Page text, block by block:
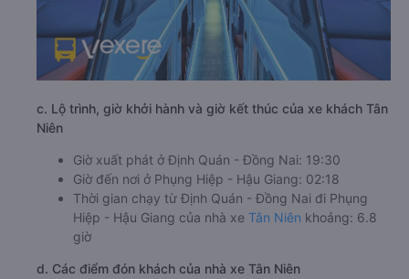
c. Lộ trình, giờ khởi hành và giờ kết thúc của xe khách Tân
Niên
Giờ xuất phát ở Định Quán - Đồng Nai: 19:30
Giờ đến nơi ở Phụng Hiệp - Hậu Giang: 02:18
Thời gian chạy từ Định Quán - Đồng Nai đi Phụng
Hiệp - Hậu Giang của nhà xe Tân Niên khoảng: 6.8
giờ
d. Các điểm đón khách của nhà xe Tân Niên